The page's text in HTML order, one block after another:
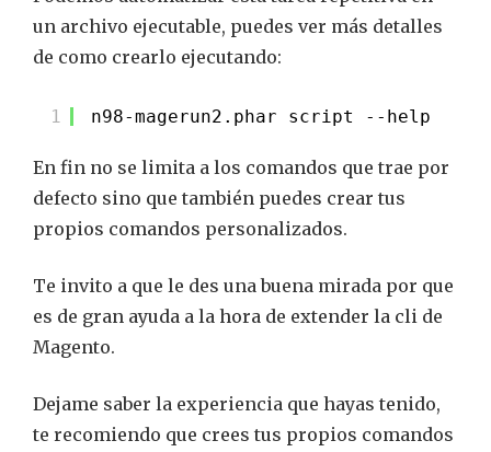
un archivo ejecutable, puedes ver más detalles
de como crearlo ejecutando:
1 n98-magerun2.phar script --help
En fin no se limita a los comandos que trae por
defecto sino que también puedes crear tus
propios comandos personalizados.
Te invito a que le des una buena mirada por que
es de gran ayuda a la hora de extender la cli de
Magento.
Dejame saber la experiencia que hayas tenido,
te recomiendo que crees tus propios comandos